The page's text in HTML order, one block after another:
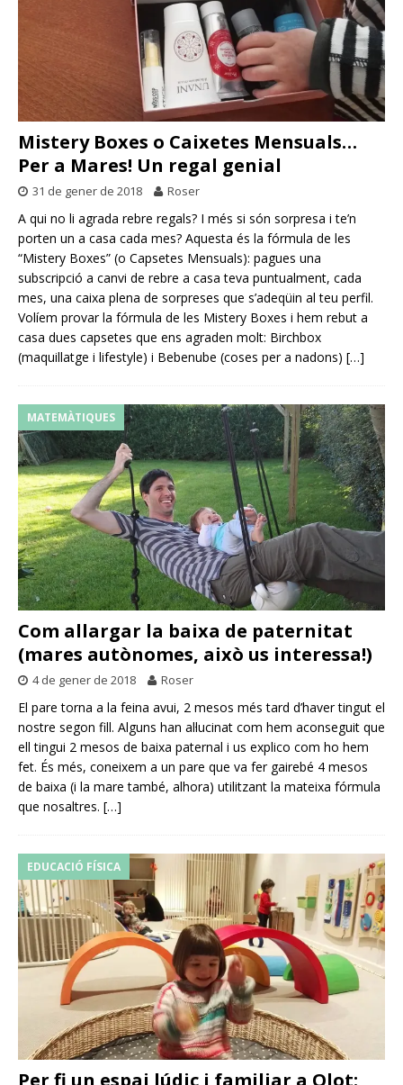
Mistery Boxes o Caixetes Mensuals…
Per a Mares! Un regal genial
31 de gener de 2018 Roser
A qui no li agrada rebre regals? I més si són sorpresa i te’n
porten un a casa cada mes? Aquesta és la fórmula de les
“Mistery Boxes” (o Capsetes Mensuals): pagues una
subscripció a canvi de rebre a casa teva puntualment, cada
mes, una caixa plena de sorpreses que s’adeqüin al teu perfil.
Volíem provar la fórmula de les Mistery Boxes i hem rebut a
casa dues capsetes que ens agraden molt: Birchbox
(maquillatge i lifestyle) i Bebenube (coses per a nadons) […]
MATEMÀTIQUES
Com allargar la baixa de paternitat
(mares autònomes, això us interessa!)
4 de gener de 2018 Roser
El pare torna a la feina avui, 2 mesos més tard d’haver tingut el
nostre segon fill. Alguns han al·lucinat com hem aconseguit que
ell tingui 2 mesos de baixa paternal i us explico com ho hem
fet. És més, coneixem a un pare que va fer gairebé 4 mesos
de baixa (i la mare també, alhora) utilitzant la mateixa fórmula
que nosaltres. […]
EDUCACIÓ FÍSICA